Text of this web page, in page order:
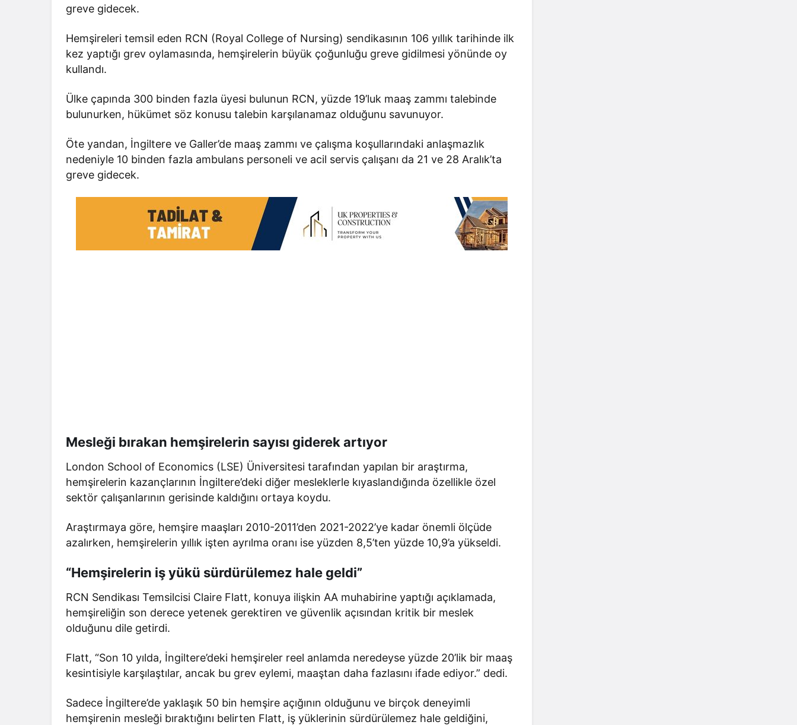
greve gidecek.
Hemşireleri temsil eden RCN (Royal College of Nursing) sendikasının 106 yıllık tarihinde ilk
kez yaptığı grev oylamasında, hemşirelerin büyük çoğunluğu greve gidilmesi yönünde oy
kullandı.
Ülke çapında 300 binden fazla üyesi bulunun RCN, yüzde 19’luk maaş zammı talebinde
bulunurken, hükümet söz konusu talebin karşılanamaz olduğunu savunuyor.
Öte yandan, İngiltere ve Galler’de maaş zammı ve çalışma koşullarındaki anlaşmazlık
nedeniyle 10 binden fazla ambulans personeli ve acil servis çalışanı da 21 ve 28 Aralık’ta
greve gidecek.
Mesleği bırakan hemşirelerin sayısı giderek artıyor
London School of Economics (LSE) Üniversitesi tarafından yapılan bir araştırma,
hemşirelerin kazançlarının İngiltere’deki diğer mesleklerle kıyaslandığında özellikle özel
sektör çalışanlarının gerisinde kaldığını ortaya koydu.
Araştırmaya göre, hemşire maaşları 2010-2011’den 2021-2022’ye kadar önemli ölçüde
azalırken, hemşirelerin yıllık işten ayrılma oranı ise yüzden 8,5’ten yüzde 10,9’a yükseldi.
“Hemşirelerin iş yükü sürdürülemez hale geldi”
RCN Sendikası Temsilcisi Claire Flatt, konuya ilişkin AA muhabirine yaptığı açıklamada,
hemşireliğin son derece yetenek gerektiren ve güvenlik açısından kritik bir meslek
olduğunu dile getirdi.
Flatt, “Son 10 yılda, İngiltere’deki hemşireler reel anlamda neredeyse yüzde 20’lik bir maaş
kesintisiyle karşılaştılar, ancak bu grev eylemi, maaştan daha fazlasını ifade ediyor.” dedi.
Sadece İngiltere’de yaklaşık 50 bin hemşire açığının olduğunu ve birçok deneyimli
hemşirenin mesleği bıraktığını belirten Flatt, iş yüklerinin sürdürülemez hale geldiğini,